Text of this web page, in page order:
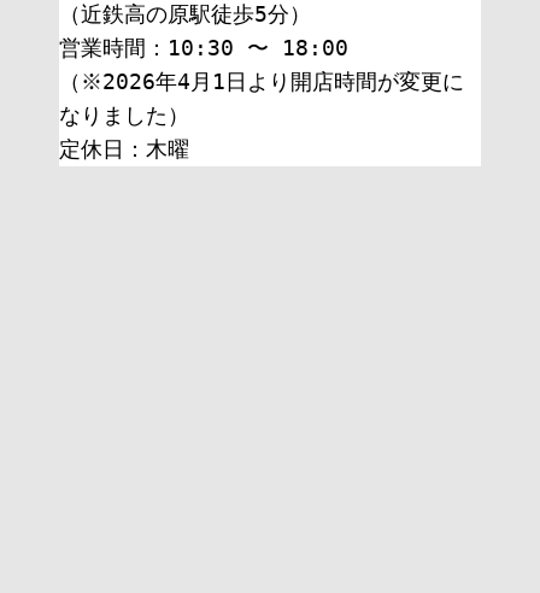
（近鉄高の原駅徒歩5分）
営業時間：10:30 〜 18:00
（※2026年4月1日より開店時間が変更に
なりました）
定休日：木曜